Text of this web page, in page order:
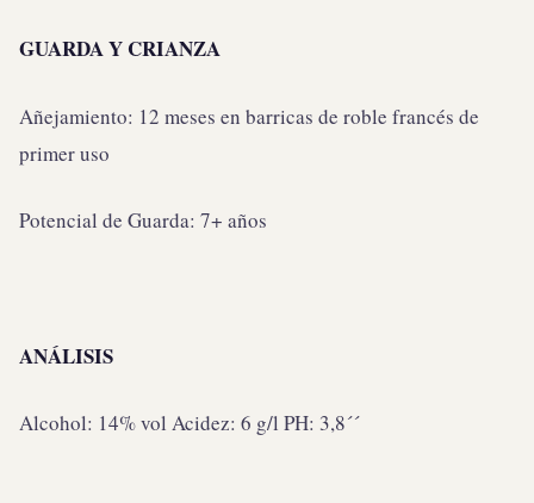
GUARDA Y CRIANZA
Añejamiento: 12 meses en barricas de roble francés de
primer uso
Potencial de Guarda: 7+ años
ANÁLISIS
Alcohol: 14% vol Acidez: 6 g/l PH: 3,8´´